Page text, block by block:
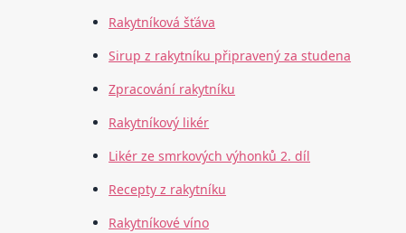
Rakytníková šťáva
Sirup z rakytníku připravený za studena
Zpracování rakytníku
Rakytníkový likér
Likér ze smrkových výhonků 2. díl
Recepty z rakytníku
Rakytníkové víno